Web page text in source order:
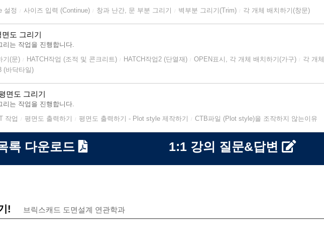
설정 사이즈 입력 (Continue) 창과 난간, 문 부분 그리기 벽부분 그리기(Trim) 각 개체 배치하기(창문)
도 그리기
는 작업을 진행합니다.
기(문) HATCH작업 (조적 및 콘크리트) HATCH작업2 (단열재) OPEN표시, 각 개체 배치하기(가구)
각 개체
(바닥타일)
면도 그리기
는 작업을 진행합니다.
작업 평면도 출력하기 평면도 출력하기 - Plot style 제작하기 CTB파일 (Plot style)을 조작하지 않는이유
록 다운로드 1:1 강의 질문&답변
! 브릭스캐드 도면설계 연관학과